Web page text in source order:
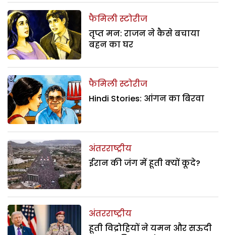
फैमिली स्टोरीज
तृप्त मन: राजन ने कैसे बचाया
बहन का घर
फैमिली स्टोरीज
Hindi Stories: आंगन का बिरवा
अंतरराष्ट्रीय
ईरान की जंग में हूती क्यों कूदे?
अंतरराष्ट्रीय
हूती विद्रोहियों ने यमन और सऊदी